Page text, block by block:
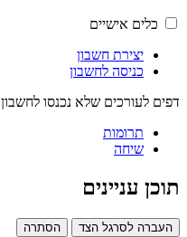
כלים אישיים
יצירת חשבון
כניסה לחשבון
דפים לעורכים שלא נכנסו לחשבון
תרומות
שיחה
תוכן עניינים
העברה לסרגל הצד הסתרה